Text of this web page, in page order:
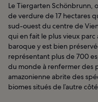
Le Tiergarten Schönbrunn,
de verdure de 17 hectares
sud-ouest du centre de
qui en fait le plus vieux parc
baroque y est bien
représentant plus de 700
du monde à renfermer des
amazonienne abrite des
biomes situés de l’autre